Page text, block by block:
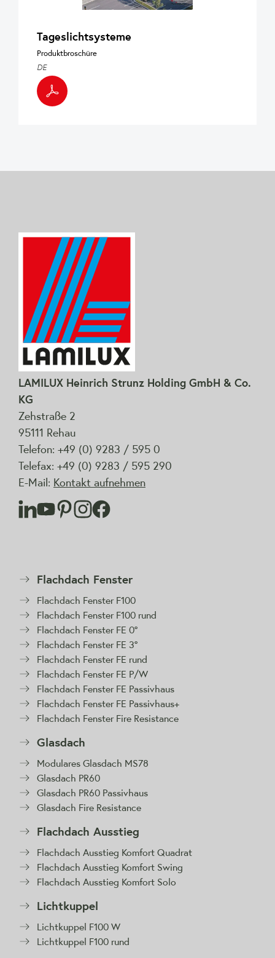
Tageslichtsysteme
Produktbroschüre
DE
LAMILUX Heinrich Strunz Holding GmbH & Co.
KG
Zehstraße 2
95111 Rehau
Telefon: +49 (0) 9283 / 595 0
Telefax: +49 (0) 9283 / 595 290
E-Mail: Kontakt aufnehmen
Flachdach Fenster
Flachdach Fenster F100
Flachdach Fenster F100 rund
Flachdach Fenster FE 0°
Flachdach Fenster FE 3°
Flachdach Fenster FE rund
Flachdach Fenster FE P/W
Flachdach Fenster FE Passivhaus
Flachdach Fenster FE Passivhaus+
Flachdach Fenster Fire Resistance
Glasdach
Modulares Glasdach MS78
Glasdach PR60
Glasdach PR60 Passivhaus
Glasdach Fire Resistance
Flachdach Ausstieg
Flachdach Ausstieg Komfort Quadrat
Flachdach Ausstieg Komfort Swing
Flachdach Ausstieg Komfort Solo
Lichtkuppel
Lichtkuppel F100 W
Lichtkuppel F100 rund